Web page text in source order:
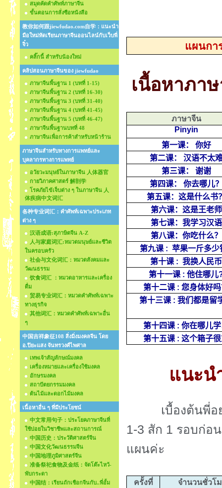
สมุดคัดคำศัพท์ภาษาจีน
ขั้นตอนการสั่งซือหนังสือ
教你如何跟jiewfudao.com自学：แนะนำ
มือใหม่หัดเรียนภาษาจีนออนไลน์กับเว็บพี่
จิ๋ว
คลิ๊กนี้ สำหรับน้องใหม่
คลิปสอนภาษาจีนของ jiewfudao
ภาษาจีนพื้นฐาน 1 (บทที่ 1-15)
ภาษาจีนพื้นฐาน 2 (บทที่ 16-30)
ภาษาจีนพื้นฐาน 3 (บทที่ 31-40)
ภาษาจีนพื้นฐาน 4 (บทที่ 41-45)
ภาษาจีนพื้นฐาน 5 (บทที่ 46-47)
ภาษาจีนพื้นฐานบทที่ 48
ภาษาจีนเพื่อการค้าสำหรับหน้าร้าน
ภาษาจีนสำหรับทางการแพทย์และ
บุคลากรทางการแพทย์
อวัยวะมนุษย์ในภาษาจีน 人体器官
กายวิภาคศาสตร์ 解剖学
โรคภัยไข้เจ็บต่าง ๆ ในภาษาจีน 人
体疾病中文词汇
各种专业词汇：คำศัพท์เฉพาะประเภท
ต่าง ๆ
汉语成语:สุภาษิตจีน A-Z
人与家庭词汇:หมวดมนุษย์และชีวิต
ในครอบครัว
社会与文化词汇：หมวดสังคมและ
วัฒนธรรม
饮食词汇 ：หมวดอาหารและเครื่อง
ดื่ม
贸易专业词汇：หมวดคำศัพท์เฉพาะ
ทางธุรกิจ
其他词汇：หมวดคำศัพท์เฉพาะอื่น
ๆ
中国吉祥象征108 สิ่งมิ่งมงคลจีน โดย
อ.ปิยะแสง จันทรวงศ์ไพศาล
เทพเจ้าสัญลักษณ์มงคล
เครื่องหมายและเครื่องใช้มงคล
อักษรมงคล
สถาปัตยกรรมมงคล
ต้นไม้และดอกไม้มงคล
เนื้อหาอื่น ๆ ที่มีประโยชน์
中文常用句子：ประโยคภาษาจีนที่
ใช้บ่อยในวิชาชีพและสถานการณ์
中国历史：ประวัติศาสตร์จีน
中国文化วัฒนธรรมจีน
中国地理ภูมิศาสตร์จีน
准备祭祀食物及金纸：จัดโต๊ะไหว้-
พับกระดา
中国结：เรียนถักเชือกจีนกับ..พี่อั้ม
แผนกา
เนื้อหาภา
ภาษาจีน
Pinyin
第一课：
你好
第二课：
汉语不太
第三课：
谢谢
第四课：
你去哪儿
第五课：这是什么书
第六课：这是王老师
第七课：我学习汉语
第八课：你吃什么？
第九课 : 苹果一斤多少
第十课 : 我换人民币
第十一课 : 他住哪儿
第十二课 : 您身体好
第十三课 : 我们都是留
第十四课 : 你在哪儿
第十五课 : 这个箱子
แนะน
เบื้องต้นพี่
1-3 สัก 1 รอบก่อ
แผนค่ะ
ครั้งที่
จำนวนชั่วโ